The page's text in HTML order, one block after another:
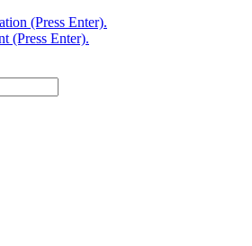
(Press Enter).
(Press Enter).